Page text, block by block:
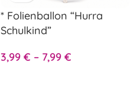
* Folienballon “Hurra
Schulkind”
3,99 € – 7,99 €